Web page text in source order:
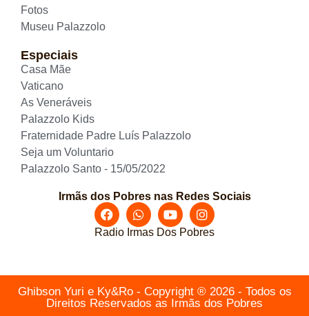
Fotos
Museu Palazzolo
Especiais
Casa Mãe
Vaticano
As Veneráveis
Palazzolo Kids
Fraternidade Padre Luís Palazzolo
Seja um Voluntario
Palazzolo Santo - 15/05/2022
Irmãs dos Pobres nas Redes Sociais
Radio Irmas Dos Pobres
Ghibson Yuri e Ky&Ro - Copyright ® 2026 - Todos os
Direitos Reservados as Irmãs dos Pobres